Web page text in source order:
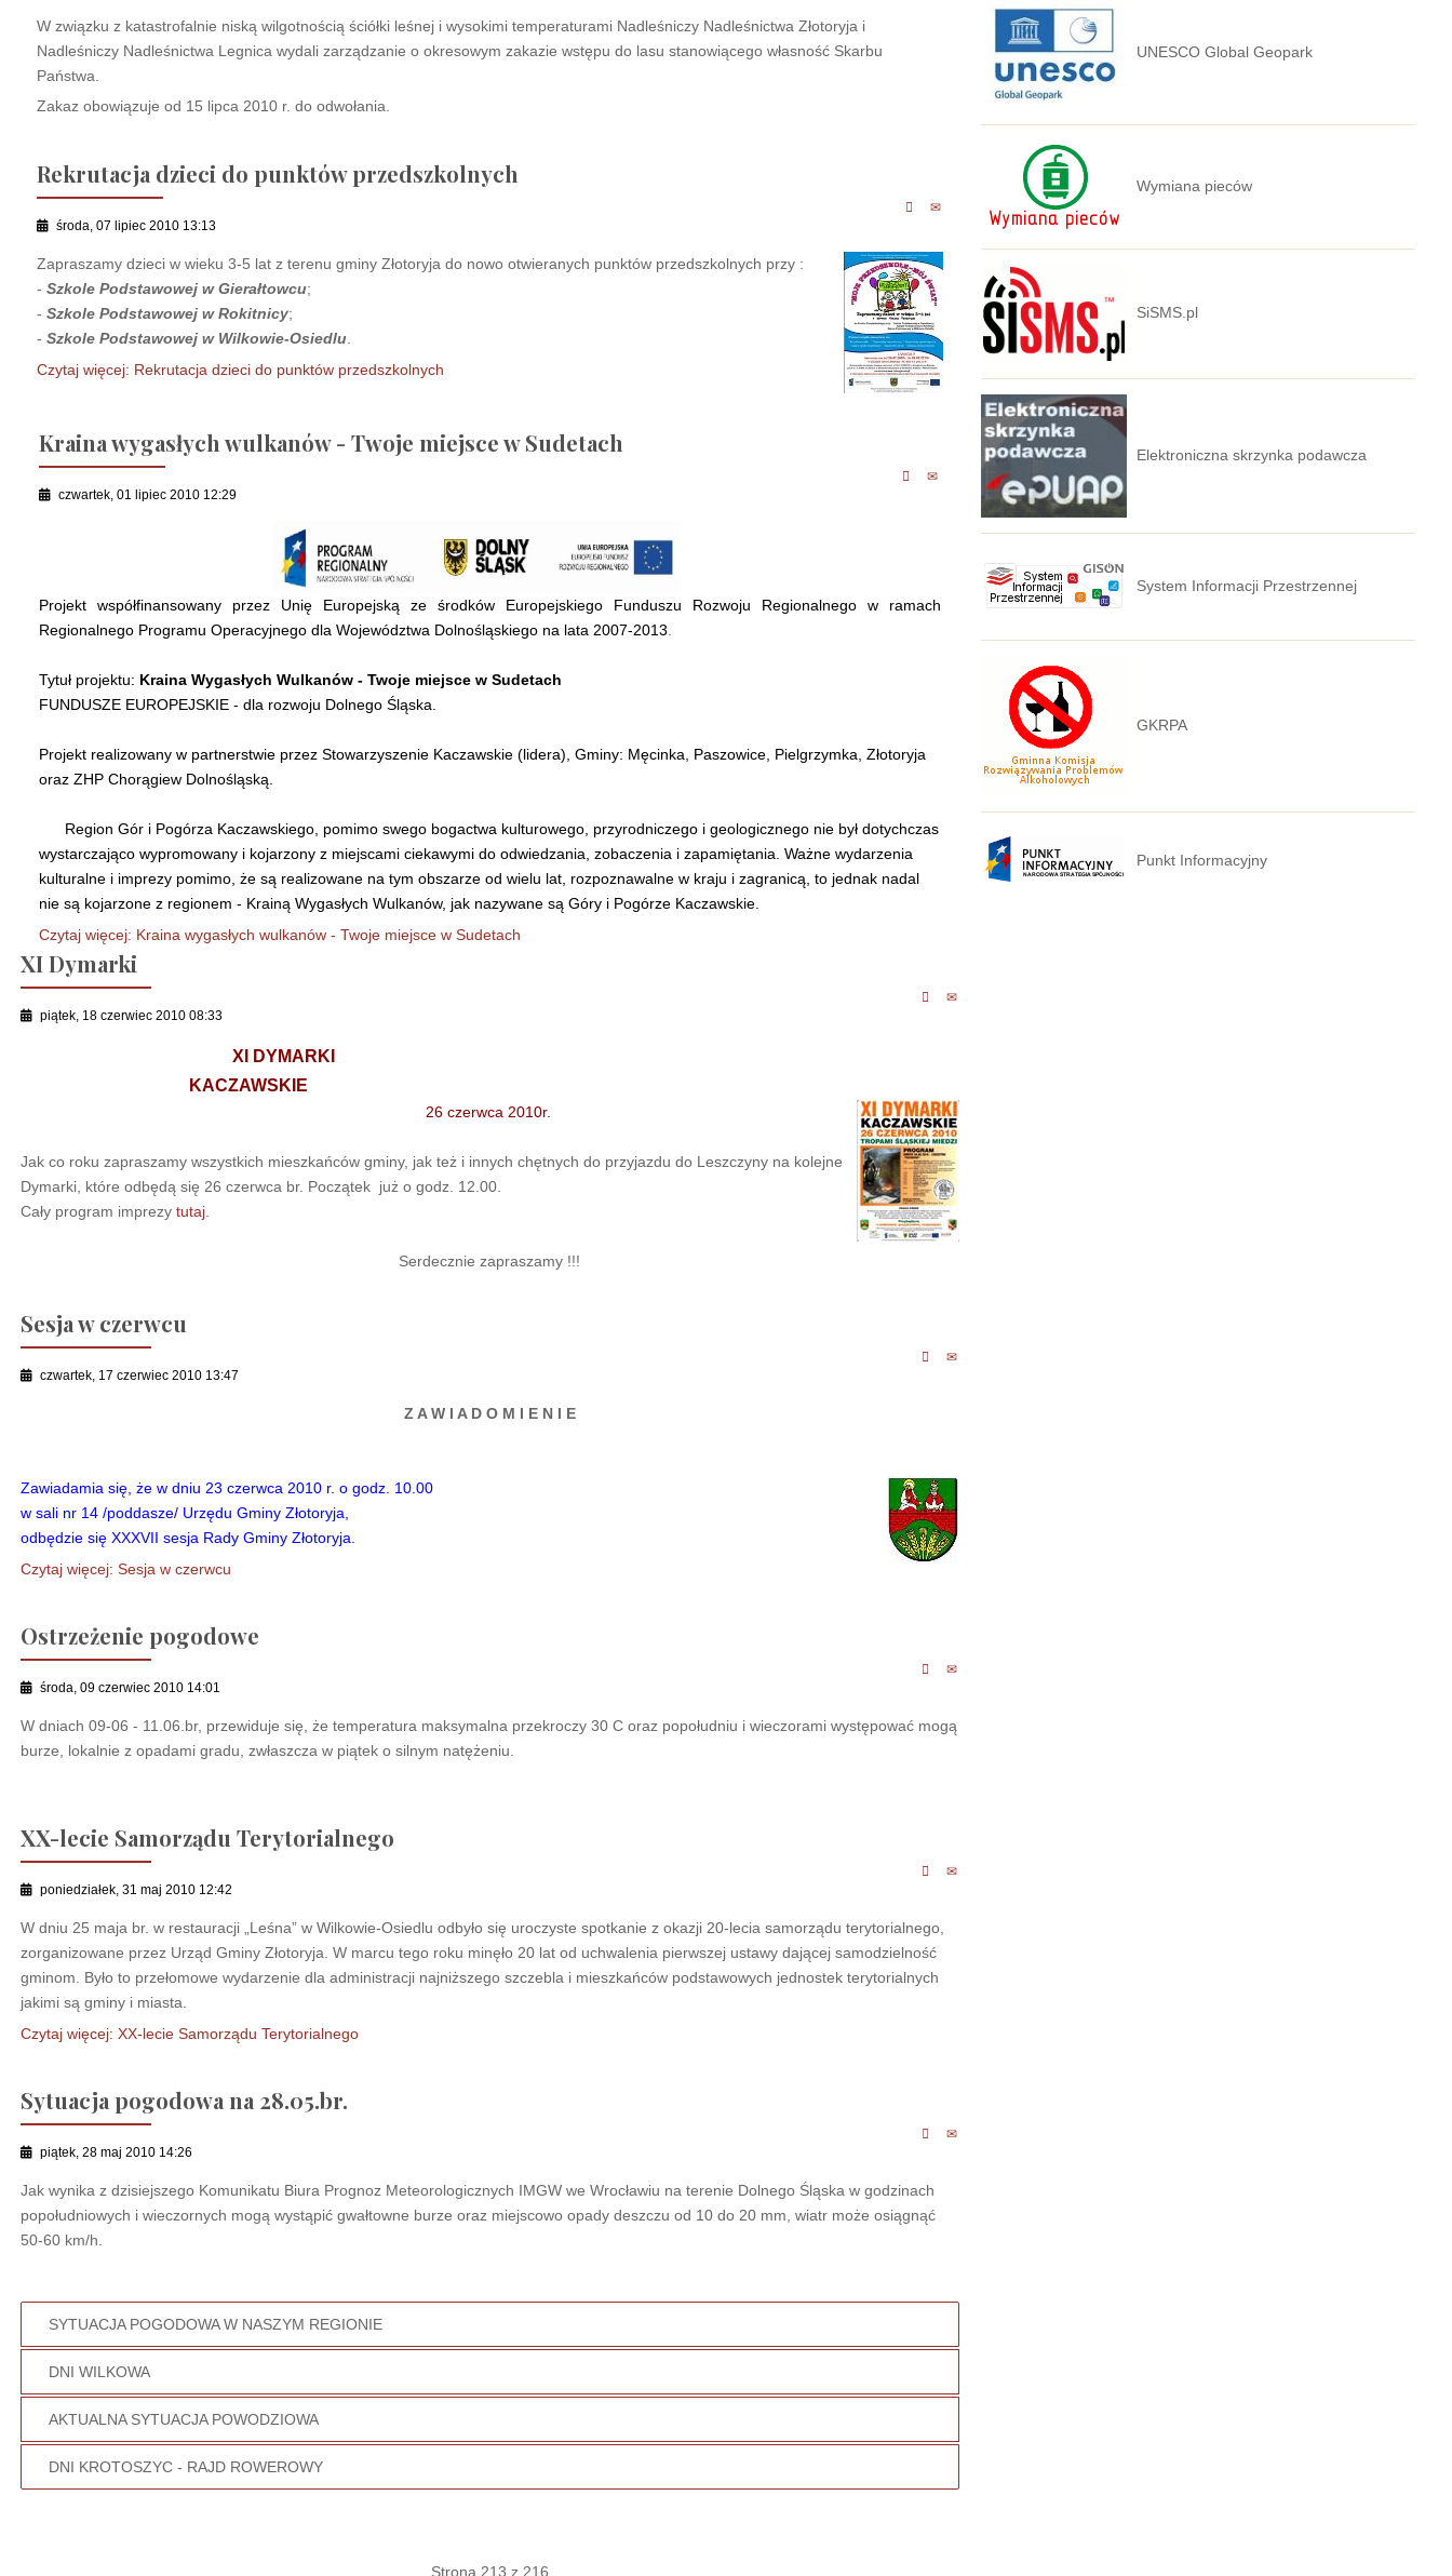
W związku z katastrofalnie niską wilgotnością ściółki leśnej i wysokimi temperaturami Nadleśniczy Nadleśnictwa Złotoryja i
Nadleśniczy Nadleśnictwa Legnica wydali zarządzanie o okresowym zakazie wstępu do lasu stanowiącego własność Skarbu
Państwa.
Zakaz obowiązuje od 15 lipca 2010 r. do odwołania.
Rekrutacja dzieci do punktów przedszkolnych
środa, 07 lipiec 2010 13:13
Zapraszamy dzieci w wieku 3-5 lat z terenu gminy Złotoryja do nowo otwieranych punktów przedszkolnych przy :
- Szkole Podstawowej w Gierałtowcu;
- Szkole Podstawowej w Rokitnicy;
- Szkole Podstawowej w Wilkowie-Osiedlu.
Czytaj więcej: Rekrutacja dzieci do punktów przedszkolnych
Kraina wygasłych wulkanów - Twoje miejsce w Sudetach
czwartek, 01 lipiec 2010 12:29
Projekt współfinansowany przez Unię Europejską ze środków Europejskiego Funduszu Rozwoju Regionalnego w ramach
Regionalnego Programu Operacyjnego dla Województwa Dolnośląskiego na lata 2007-2013
Tytuł projektu: Kraina Wygasłych Wulkanów - Twoje miejsce w Sudetach
FUNDUSZE EUROPEJSKIE - dla rozwoju Dolnego Śląska.
Projekt realizowany w partnerstwie przez Stowarzyszenie Kaczawskie (lidera), Gminy: Męcinka, Paszowice, Pielgrzymka, Złotoryja
oraz ZHP Chorągiew Dolnośląską.
Region Gór i Pogórza Kaczawskiego, pomimo swego bogactwa kulturowego, przyrodniczego i geologicznego nie był dotychczas
wystarczająco wypromowany i kojarzony z miejscami ciekawymi do odwiedzania, zobaczenia i zapamiętania. Ważne wydarzenia
kulturalne i imprezy pomimo, że są realizowane na tym obszarze od wielu lat, rozpoznawalne w kraju i zagranicą, to jednak nadal
nie są kojarzone z regionem - Krainą Wygasłych Wulkanów, jak nazywane są Góry i Pogórze Kaczawskie.
Czytaj więcej: Kraina wygasłych wulkanów - Twoje miejsce w Sudetach
XI Dymarki
piątek, 18 czerwiec 2010 08:33
XI DYMARKI
KACZAWSKIE
26 czerwca 2010r.
Jak co roku zapraszamy wszystkich mieszkańców gminy, jak też i innych chętnych do przyjazdu do Leszczyny na kolejne
Dymarki, które odbędą się 26 czerwca br. Początek już o godz. 12.00.
Cały program imprezytutaj.
Serdecznie zapraszamy !!!
Sesja w czerwcu
czwartek, 17 czerwiec 2010 13:47
Z A W I A D O M I E N I E
Zawiadamia się, że w dniu 23 czerwca 2010 r. o godz. 10.00
w sali nr 14 /poddasze/ Urzędu Gminy Złotoryja,
odbędzie się XXXVII sesja Rady Gminy Złotoryja.
Czytaj więcej: Sesja w czerwcu
Ostrzeżenie pogodowe
środa, 09 czerwiec 2010 14:01
W dniach 09-06 - 11.06.br, przewiduje się, że temperatura maksymalna przekroczy 30 C oraz popołudniu i wieczorami występować mogą
burze, lokalnie z opadami gradu, zwłaszcza w piątek o silnym natężeniu.
XX-lecie Samorządu Terytorialnego
poniedziałek, 31 maj 2010 12:42
W dniu 25 maja br. w restauracji „Leśna” w Wilkowie-Osiedlu odbyło się uroczyste spotkanie z okazji 20-lecia samorządu terytorialnego,
zorganizowane przez Urząd Gminy Złotoryja. W marcu tego roku minęło 20 lat od uchwalenia pierwszej ustawy dającej samodzielność
gminom. Było to przełomowe wydarzenie dla administracji najniższego szczebla i mieszkańców podstawowych jednostek terytorialnych
jakimi są gminy i miasta.
Czytaj więcej: XX-lecie Samorządu Terytorialnego
Sytuacja pogodowa na 28.05.br.
piątek, 28 maj 2010 14:26
Jak wynika z dzisiejszego Komunikatu Biura Prognoz Meteorologicznych IMGW we Wrocławiu na terenie Dolnego Śląska w godzinach
popołudniowych i wieczornych mogą wystąpić gwałtowne burze oraz miejscowo opady deszczu od 10 do 20 mm, wiatr może osiągnąć
50-60 km/h.
SYTUACJA POGODOWA W NASZYM REGIONIE
DNI WILKOWA
AKTUALNA SYTUACJA POWODZIOWA
DNI KROTOSZYC - RAJD ROWEROWY
Strona 213 z 216
UNESCO Global Geopark
Wymiana pieców
SiSMS.pl
Elektroniczna skrzynka podawcza
System Informacji Przestrzennej
GKRPA
Punkt Informacyjny